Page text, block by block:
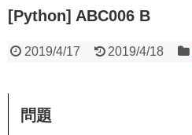
[Python] ABC006 B
2019/4/17 2019/4/18
問題